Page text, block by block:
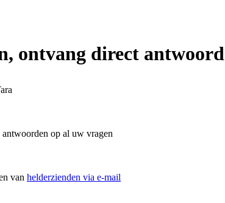
ontvang direct antwoord
op al uw vragen
van helderzienden via e-mail